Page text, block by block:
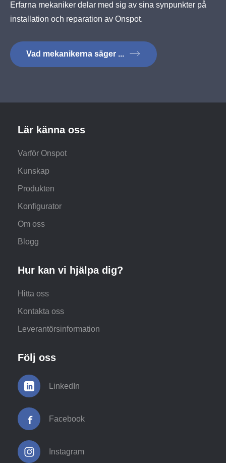
Erfarna mekaniker delar med sig av sina synpunkter på
installation och reparation av Onspot.
Vad mekanikerna säger ...
Lär känna oss
Varför Onspot
Kunskap
Produkten
Konfigurator
Om oss
Blogg
Hur kan vi hjälpa dig?
Hitta oss
Kontakta oss
Leverantörsinformation
Följ oss
LinkedIn
Facebook
Instagram